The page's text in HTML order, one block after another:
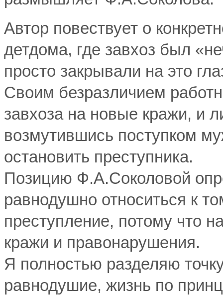
Автор повествует о
детдома, где завхоз был
просто закрывали на это
Своим безразличием
завхоза на новые кражи, и
возмутившись поступком
остановить преступника.
Позицию Ф.А.Соколовой
равнодушно относиться к
преступление, потому что
кражи и правонарушения.
Я полностью разделяю
равнодушие, жизнь по